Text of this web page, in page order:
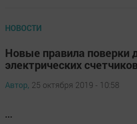
НОВОСТИ
Новые правила поверки
электрических
Автор, 25 октября 2019 - 10:58
...